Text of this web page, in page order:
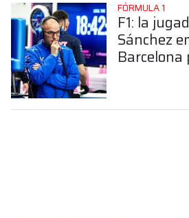
FÓRMULA 1
F1: la
Sánchez
Barcelona